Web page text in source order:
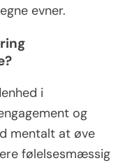
evner.
i
og
mentalt at øve
følelsesmæssig